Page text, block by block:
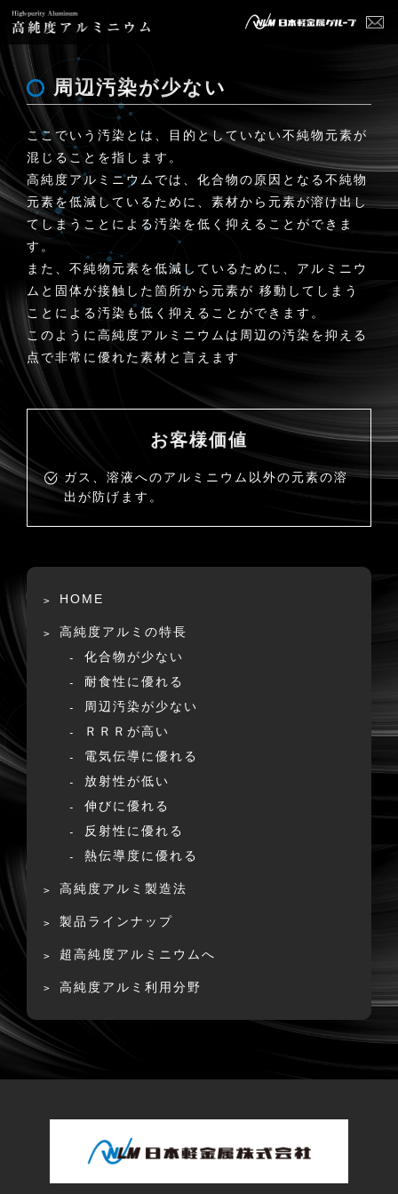
周辺汚染が少ない
ここでいう汚染とは、目的としていない不純物元素が
混じることを指します。
高純度アルミニウムでは、化合物の原因となる不純物
元素を低減しているために、素材から元素が溶け出し
てしまうことによる汚染を低く抑えることができま
す。
また、不純物元素を低減しているために、アルミニウ
ムと固体が接触した箇所から元素が 移動してしまう
ことによる汚染も低く抑えることができます。
このように高純度アルミニウムは周辺の汚染を抑える
点で非常に優れた素材と言えます
お客様価値
ガス、溶液へのアルミニウム以外の元素の溶
出が防げます。
HOME
高純度アルミの特長
化合物が少ない
耐食性に優れる
周辺汚染が少ない
ＲＲＲが高い
電気伝導に優れる
放射性が低い
伸びに優れる
反射性に優れる
熱伝導度に優れる
高純度アルミ製造法
製品ラインナップ
超高純度アルミニウムへ
高純度アルミ利用分野